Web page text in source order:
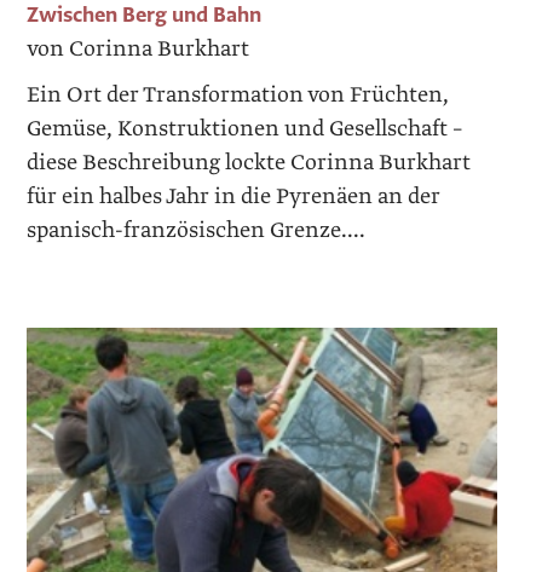
Zwischen Berg und Bahn
von Corinna Burkhart
Ein Ort der Transformation von Früchten,
Gemüse, Konstruk­tionen und Gesellschaft –
diese Beschreibung lockte Corinna Burkhart
für ein halbes Jahr in die Pyrenäen an der
spanisch-französischen Grenze....